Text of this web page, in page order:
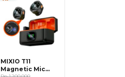
MIXIO T11
Magnetic Mic